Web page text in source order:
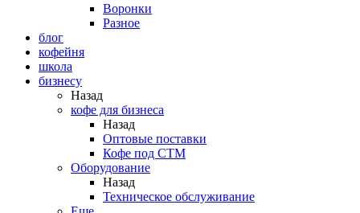
Воронки
Разное
блог
кофейня
школа
бизнесу
Назад
кофе для бизнеса
Назад
Оптовые поставки
Кофе под СТМ
Оборудование
Назад
Техническое обслуживание